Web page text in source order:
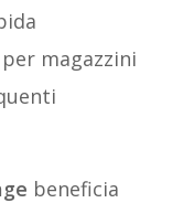
magazzini
beneficia